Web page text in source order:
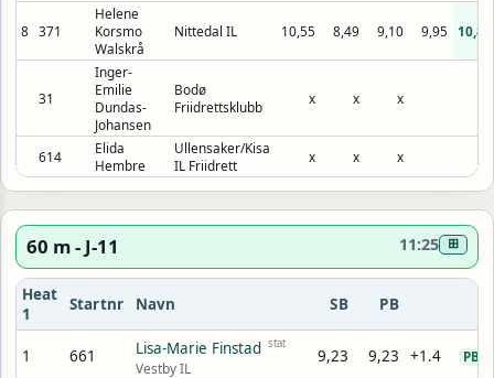
8 371
Helene
Korsmo
Walskrå
Nittedal IL 10,55 8,49 9,10 9,95 10,82
31
Inger-
Emilie
Dundas-
Johansen
Bodø
Friidrettsklubb
x x x
614
Elida
Hembre
Ullensaker/Kisa
IL Friidrett
x x x
60 m - J-11 11:25 ⊞
Heat
1
Startnr Navn SB PB
1 661 Lisa-Marie Finstad stat
Vestby IL
9,23 9,23 +1.4 PB